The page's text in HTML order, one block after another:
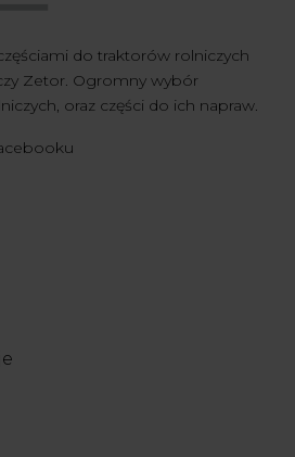
do traktorów rolniczych
Zetor. Ogromny wybór
oraz części do ich napraw.